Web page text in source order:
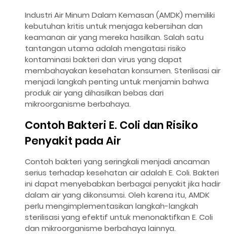
Industri Air Minum Dalam Kemasan (AMDK) memiliki
kebutuhan kritis untuk menjaga kebersihan dan
keamanan air yang mereka hasilkan. Salah satu
tantangan utama adalah mengatasi risiko
kontaminasi bakteri dan virus yang dapat
membahayakan kesehatan konsumen. Sterilisasi air
menjadi langkah penting untuk menjamin bahwa
produk air yang dihasilkan bebas dari
mikroorganisme berbahaya.
Contoh Bakteri E. Coli dan Risiko
Penyakit pada Air
Contoh bakteri yang seringkali menjadi ancaman
serius terhadap kesehatan air adalah E. Coli. Bakteri
ini dapat menyebabkan berbagai penyakit jika hadir
dalam air yang dikonsumsi. Oleh karena itu, AMDK
perlu mengimplementasikan langkah-langkah
sterilisasi yang efektif untuk menonaktifkan E. Coli
dan mikroorganisme berbahaya lainnya.